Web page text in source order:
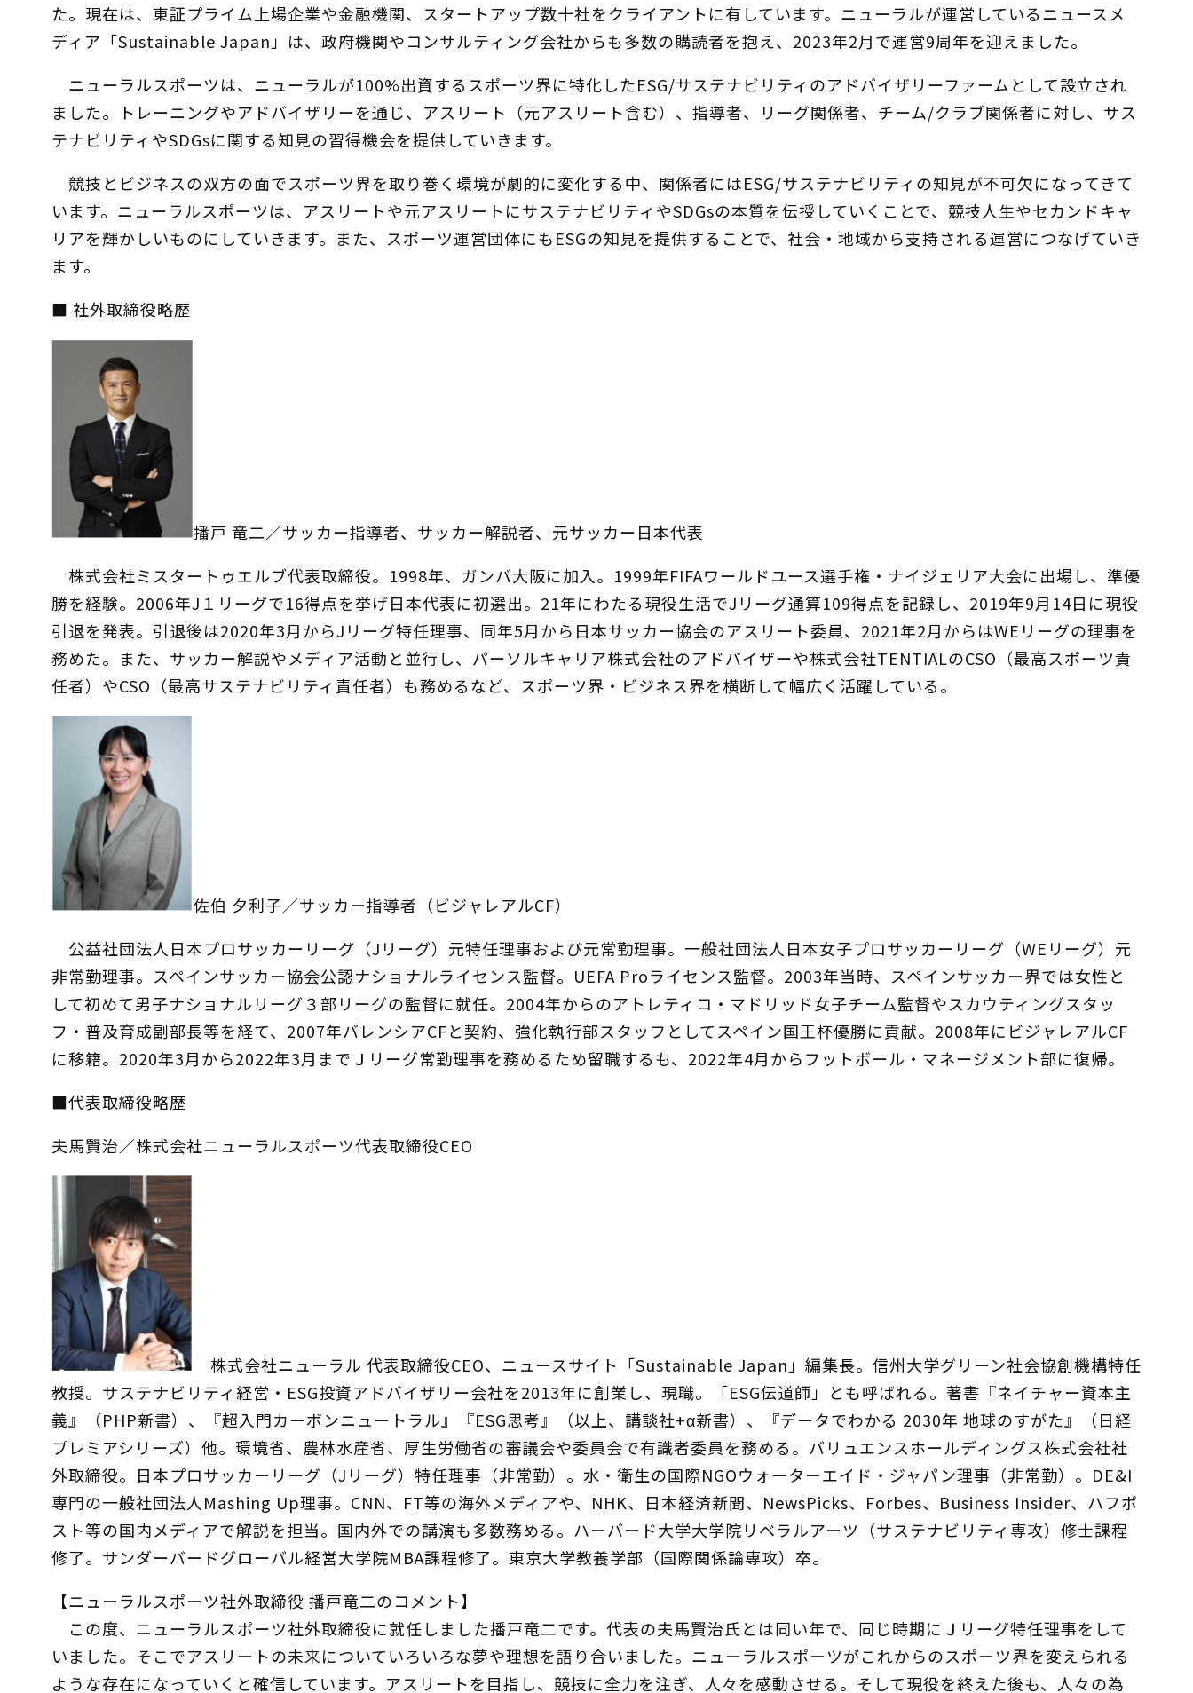
た。現在は、東証プライム上場企業や金融機関、スタートアップ数十社をクライアントに有しています。ニューラルが運営しているニュースメ
ディア「Sustainable Japan」は、政府機関やコンサルティング会社からも多数の購読者を抱え、2023年2月で運営9周年を迎えました。
ニューラルスポーツは、ニューラルが100%出資するスポーツ界に特化したESG/サステナビリティのアドバイザリーファームとして設立され
ました。トレーニングやアドバイザリーを通じ、アスリート（元アスリート含む）、指導者、リーグ関係者、チーム/クラブ関係者に対し、サス
テナビリティやSDGsに関する知見の習得機会を提供していきます。
競技とビジネスの双方の面でスポーツ界を取り巻く環境が劇的に変化する中、関係者にはESG/サステナビリティの知見が不可欠になってきて
います。ニューラルスポーツは、アスリートや元アスリートにサステナビリティやSDGsの本質を伝授していくことで、競技人生やセカンドキャ
リアを輝かしいものにしていきます。また、スポーツ運営団体にもESGの知見を提供することで、社会・地域から支持される運営につなげていき
ます。
■ 社外取締役略歴
播戸 竜二／サッカー指導者、サッカー解説者、元サッカー日本代表
株式会社ミスタートゥエルブ代表取締役。1998年、ガンバ大阪に加入。1999年FIFAワールドユース選手権・ナイジェリア大会に出場し、準優
勝を経験。2006年J１リーグで16得点を挙げ日本代表に初選出。21年にわたる現役生活でJリーグ通算109得点を記録し、2019年9月14日に現役
引退を発表。引退後は2020年3月からJリーグ特任理事、同年5月から日本サッカー協会のアスリート委員、2021年2月からはWEリーグの理事を
務めた。また、サッカー解説やメディア活動と並行し、パーソルキャリア株式会社のアドバイザーや株式会社TENTIALのCSO（最高スポーツ責
任者）やCSO（最高サステナビリティ責任者）も務めるなど、スポーツ界・ビジネス界を横断して幅広く活躍している。
佐伯 夕利子／サッカー指導者（ビジャレアルCF）
公益社団法人日本プロサッカーリーグ（Jリーグ）元特任理事および元常勤理事。一般社団法人日本女子プロサッカーリーグ（WEリーグ）元
非常勤理事。スペインサッカー協会公認ナショナルライセンス監督。UEFA Proライセンス監督。2003年当時、スペインサッカー界では女性と
して初めて男子ナショナルリーグ３部リーグの監督に就任。2004年からのアトレティコ・マドリッド女子チーム監督やスカウティングスタッ
フ・普及育成副部長等を経て、2007年バレンシアCFと契約、強化執行部スタッフとしてスペイン国王杯優勝に貢献。2008年にビジャレアルCF
に移籍。2020年3月から2022年3月までＪリーグ常勤理事を務めるため留職するも、2022年4月からフットボール・マネージメント部に復帰。
■代表取締役略歴
夫馬賢治／株式会社ニューラルスポーツ代表取締役CEO
株式会社ニューラル 代表取締役CEO、ニュースサイト「Sustainable Japan」編集長。信州大学グリーン社会協創機構特任
教授。サステナビリティ経営・ESG投資アドバイザリー会社を2013年に創業し、現職。「ESG伝道師」とも呼ばれる。著書『ネイチャー資本主
義』（PHP新書）、『超入門カーボンニュートラル』『ESG思考』（以上、講談社+α新書）、『データでわかる 2030年 地球のすがた』（日経
プレミアシリーズ）他。環境省、農林水産省、厚生労働省の審議会や委員会で有識者委員を務める。バリュエンスホールディングス株式会社社
外取締役。日本プロサッカーリーグ（Jリーグ）特任理事（非常勤）。水・衛生の国際NGOウォーターエイド・ジャパン理事（非常勤）。DE&I
専門の一般社団法人Mashing Up理事。CNN、FT等の海外メディアや、NHK、日本経済新聞、NewsPicks、Forbes、Business Insider、ハフポ
スト等の国内メディアで解説を担当。国内外での講演も多数務める。ハーバード大学大学院リベラルアーツ（サステナビリティ専攻）修士課程
修了。サンダーバードグローバル経営大学院MBA課程修了。東京大学教養学部（国際関係論専攻）卒。
【ニューラルスポーツ社外取締役 播戸竜二のコメント】
この度、ニューラルスポーツ社外取締役に就任しました播戸竜二です。代表の夫馬賢治氏とは同い年で、同じ時期にＪリーグ特任理事をして
いました。そこでアスリートの未来についていろいろな夢や理想を語り合いました。ニューラルスポーツがこれからのスポーツ界を変えられる
ような存在になっていくと確信しています。アスリートを目指し、競技に全力を注ぎ、人々を感動させる。そして現役を終えた後も、人々の為